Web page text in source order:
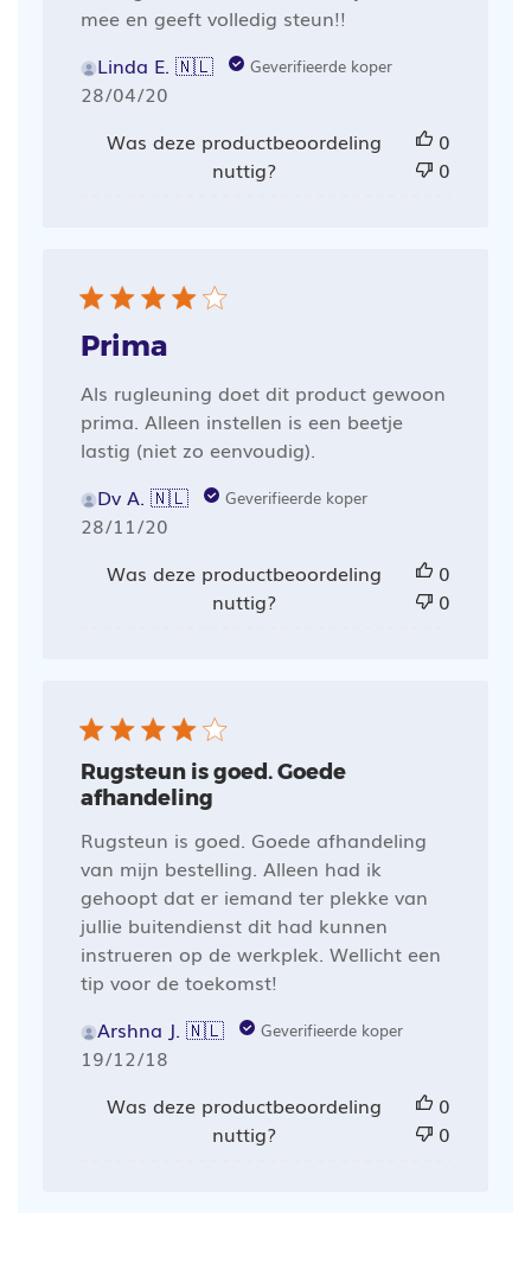
mee en geeft volledig steun!!
Linda E. 🇳🇱
Geverifieerde koper
Publicatiedatum
28/04/20
Was deze productbeoordeling
nuttig?
0
0
Prima
Als rugleuning doet dit product gewoon
prima. Alleen instellen is een beetje
lastig (niet zo eenvoudig).
Dv A. 🇳🇱
Geverifieerde koper
Publicatiedatum
28/11/20
Was deze productbeoordeling
nuttig?
0
0
Rugsteun is goed. Goede
afhandeling
Rugsteun is goed. Goede afhandeling
van mijn bestelling. Alleen had ik
gehoopt dat er iemand ter plekke van
jullie buitendienst dit had kunnen
instrueren op de werkplek. Wellicht een
tip voor de toekomst!
Arshna J. 🇳🇱
Geverifieerde koper
Publicatiedatum
19/12/18
Was deze productbeoordeling
nuttig?
0
0